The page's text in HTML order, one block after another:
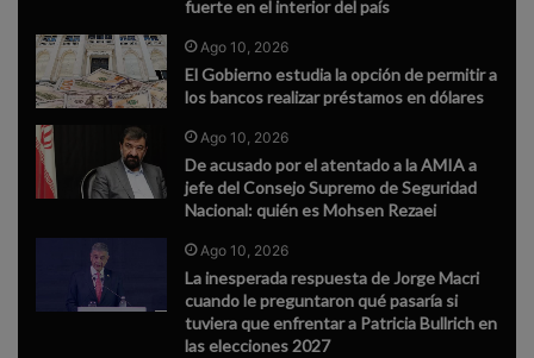
fuerte en el interior del país
Ago 10, 2026
El Gobierno estudia la opción de permitir a
los bancos realizar préstamos en dólares
Ago 10, 2026
De acusado por el atentado a la AMIA a
jefe del Consejo Supremo de Seguridad
Nacional: quién es Mohsen Rezaei
Ago 10, 2026
La inesperada respuesta de Jorge Macri
cuando le preguntaron qué pasaría si
tuviera que enfrentar a Patricia Bullrich en
las elecciones 2027